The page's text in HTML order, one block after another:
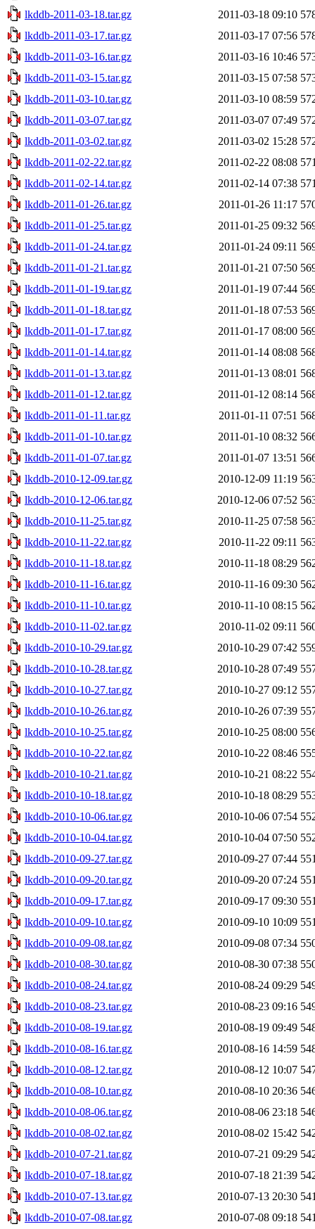
lkddb-2011-03-18.tar.gz
2011-03-18 09:10
lkddb-2011-03-17.tar.gz
2011-03-17 07:56
lkddb-2011-03-16.tar.gz
2011-03-16 10:46
lkddb-2011-03-15.tar.gz
2011-03-15 07:58
lkddb-2011-03-10.tar.gz
2011-03-10 08:59
lkddb-2011-03-07.tar.gz
2011-03-07 07:49
lkddb-2011-03-02.tar.gz
2011-03-02 15:28
lkddb-2011-02-22.tar.gz
2011-02-22 08:08
lkddb-2011-02-14.tar.gz
2011-02-14 07:38
lkddb-2011-01-26.tar.gz
2011-01-26 11:17
lkddb-2011-01-25.tar.gz
2011-01-25 09:32
lkddb-2011-01-24.tar.gz
2011-01-24 09:11
lkddb-2011-01-21.tar.gz
2011-01-21 07:50
lkddb-2011-01-19.tar.gz
2011-01-19 07:44
lkddb-2011-01-18.tar.gz
2011-01-18 07:53
lkddb-2011-01-17.tar.gz
2011-01-17 08:00
lkddb-2011-01-14.tar.gz
2011-01-14 08:08
lkddb-2011-01-13.tar.gz
2011-01-13 08:01
lkddb-2011-01-12.tar.gz
2011-01-12 08:14
lkddb-2011-01-11.tar.gz
2011-01-11 07:51
lkddb-2011-01-10.tar.gz
2011-01-10 08:32
lkddb-2011-01-07.tar.gz
2011-01-07 13:51
lkddb-2010-12-09.tar.gz
2010-12-09 11:19
lkddb-2010-12-06.tar.gz
2010-12-06 07:52
lkddb-2010-11-25.tar.gz
2010-11-25 07:58
lkddb-2010-11-22.tar.gz
2010-11-22 09:11
lkddb-2010-11-18.tar.gz
2010-11-18 08:29
lkddb-2010-11-16.tar.gz
2010-11-16 09:30
lkddb-2010-11-10.tar.gz
2010-11-10 08:15
lkddb-2010-11-02.tar.gz
2010-11-02 09:11
lkddb-2010-10-29.tar.gz
2010-10-29 07:42
lkddb-2010-10-28.tar.gz
2010-10-28 07:49
lkddb-2010-10-27.tar.gz
2010-10-27 09:12
lkddb-2010-10-26.tar.gz
2010-10-26 07:39
lkddb-2010-10-25.tar.gz
2010-10-25 08:00
lkddb-2010-10-22.tar.gz
2010-10-22 08:46
lkddb-2010-10-21.tar.gz
2010-10-21 08:22
lkddb-2010-10-18.tar.gz
2010-10-18 08:29
lkddb-2010-10-06.tar.gz
2010-10-06 07:54
lkddb-2010-10-04.tar.gz
2010-10-04 07:50
lkddb-2010-09-27.tar.gz
2010-09-27 07:44
lkddb-2010-09-20.tar.gz
2010-09-20 07:24
lkddb-2010-09-17.tar.gz
2010-09-17 09:30
lkddb-2010-09-10.tar.gz
2010-09-10 10:09
lkddb-2010-09-08.tar.gz
2010-09-08 07:34
lkddb-2010-08-30.tar.gz
2010-08-30 07:38
lkddb-2010-08-24.tar.gz
2010-08-24 09:29
lkddb-2010-08-23.tar.gz
2010-08-23 09:16
lkddb-2010-08-19.tar.gz
2010-08-19 09:49
lkddb-2010-08-16.tar.gz
2010-08-16 14:59
lkddb-2010-08-12.tar.gz
2010-08-12 10:07
lkddb-2010-08-10.tar.gz
2010-08-10 20:36
lkddb-2010-08-06.tar.gz
2010-08-06 23:18
lkddb-2010-08-02.tar.gz
2010-08-02 15:42
lkddb-2010-07-21.tar.gz
2010-07-21 09:29
lkddb-2010-07-18.tar.gz
2010-07-18 21:39
lkddb-2010-07-13.tar.gz
2010-07-13 20:30
lkddb-2010-07-08.tar.gz
2010-07-08 09:18